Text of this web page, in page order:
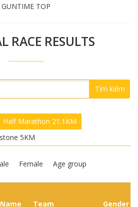
GUNTIME TOP
RACE RESULTS
Tìm kiếm
Half Marathon 21.1KM
5KM
Female Age group
Team Gender